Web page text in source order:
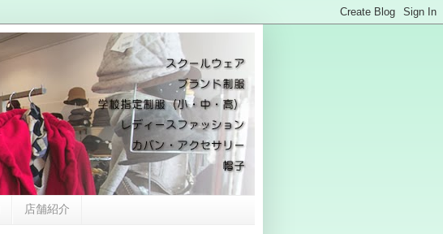
店舗紹介